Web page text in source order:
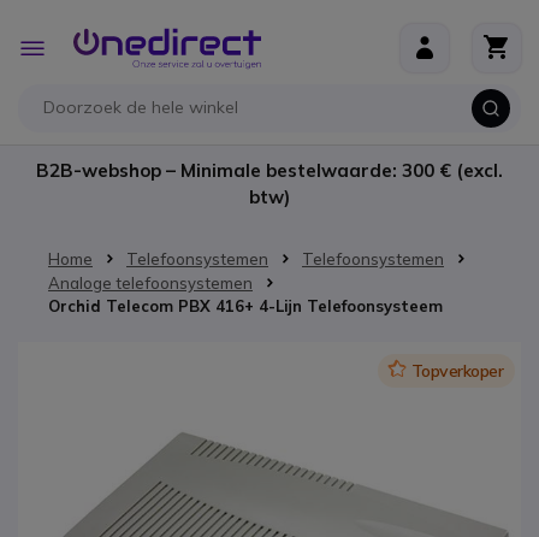
Toggle
Nav
B2B-webshop – Minimale bestelwaarde: 300 € (excl.
btw)
Home Telefoonsystemen
Telefoonsystemen
Analoge telefoonsystemen
Orchid Telecom PBX 416+ 4-Lijn Telefoonsysteem
IconTopverkoper